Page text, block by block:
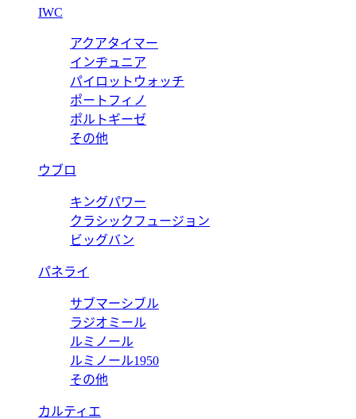
IWC
アクアタイマー
インヂュニア
パイロットウォッチ
ポートフィノ
ポルトギーゼ
その他
ウブロ
キングパワー
クラシックフュージョン
ビッグバン
パネライ
サブマーシブル
ラジオミール
ルミノール
ルミノール1950
その他
カルティエ